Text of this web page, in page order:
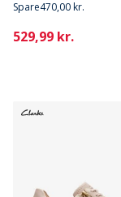
Spare470,00 kr.
Current
529,99 kr.